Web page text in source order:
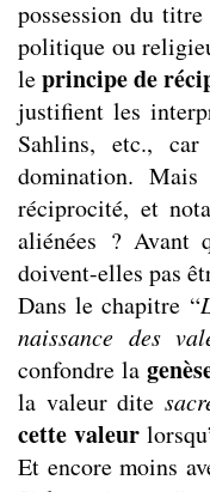
possession du
politique ou
leprincipe de
justifient les
Sahlins, etc.,
domination.
réciprocité, et
aliénées ? Avant
doivent-elles pas
Dans le chapitre “
naissance des
confondre la
la valeur dite
cette valeur
Et encore moins